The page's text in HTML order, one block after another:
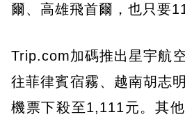
爾、高雄飛首爾，也只要
Trip.com加碼推出星宇航
往菲律賓宿霧、越南胡志
機票下殺至1,111元。其